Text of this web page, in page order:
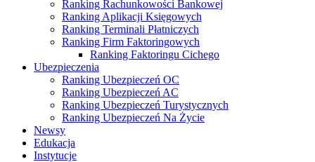
Ranking Rachunkowości Bankowej
Ranking Aplikacji Księgowych
Ranking Terminali Płatniczych
Ranking Firm Faktoringowych
Ranking Faktoringu Cichego
Ubezpieczenia
Ranking Ubezpieczeń OC
Ranking Ubezpieczeń AC
Ranking Ubezpieczeń Turystycznych
Ranking Ubezpieczeń Na Życie
Newsy
Edukacja
Instytucje